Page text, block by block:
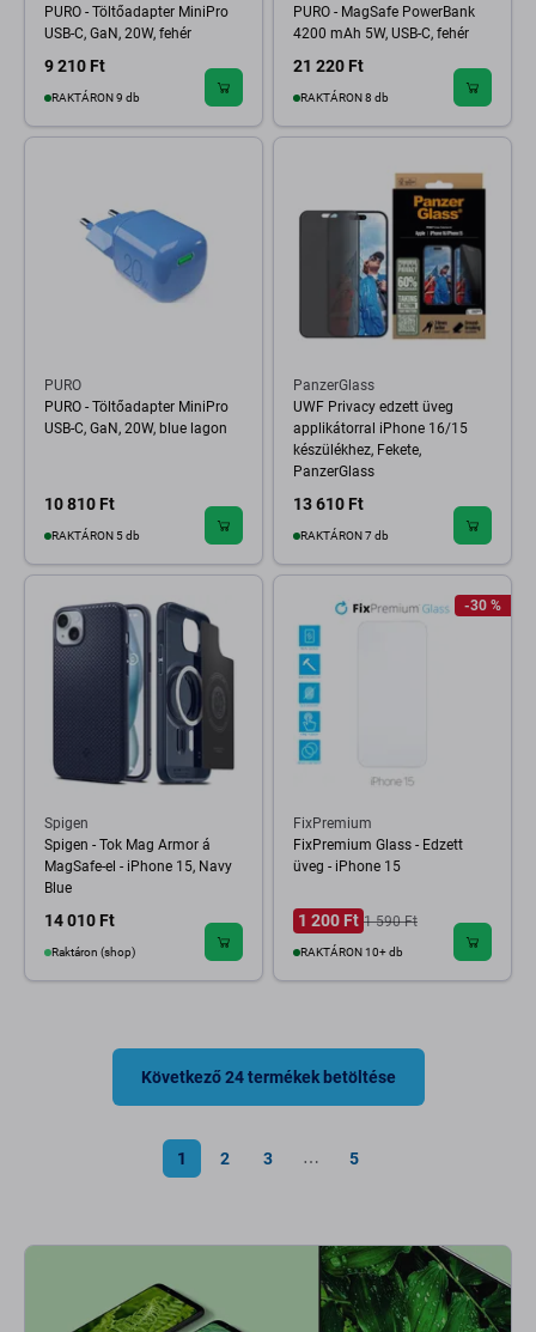
PURO - Töltőadapter MiniPro
USB-C, GaN, 20W, fehér
9 210 Ft
RAKTÁRON 9 db
PURO - MagSafe PowerBank
4200 mAh 5W, USB-C, fehér
21 220 Ft
RAKTÁRON 8 db
PURO
PURO - Töltőadapter MiniPro
USB-C, GaN, 20W, blue lagon
10 810 Ft
RAKTÁRON 5 db
PanzerGlass
UWF Privacy edzett üveg
applikátorral iPhone 16/15
készülékhez, Fekete,
PanzerGlass
13 610 Ft
RAKTÁRON 7 db
Spigen
Spigen - Tok Mag Armor á
MagSafe-el - iPhone 15, Navy
Blue
14 010 Ft
Raktáron (shop)
-30 %
FixPremium
FixPremium Glass - Edzett
üveg - iPhone 15
1 200 Ft 1 590 Ft
RAKTÁRON 10+ db
Következő 24 termékek betöltése
1 2 3 ⋯ 5